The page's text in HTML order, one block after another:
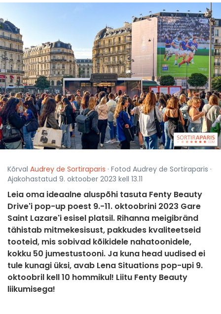
Kõrval Audrey de Sortiraparis · Fotod Audrey de Sortiraparis ·
Ajakohastatud 9. oktoober 2023 kell 13.11
Leia oma ideaalne aluspõhi tasuta Fenty Beauty
Drive'i pop-up poest 9.-11. oktoobrini 2023 Gare
Saint Lazare'i esisel platsil. Rihanna meigibränd
tähistab mitmekesisust, pakkudes kvaliteetseid
tooteid, mis sobivad kõikidele nahatoonidele,
kokku 50 jumestustooni. Ja kuna head uudised ei
tule kunagi üksi, avab Lena Situations pop-upi 9.
oktoobril kell 10 hommikul! Liitu Fenty Beauty
liikumisega!